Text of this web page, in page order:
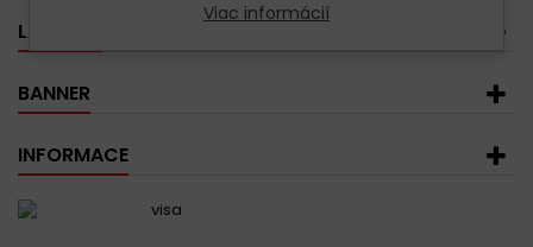
LAVERDA
BANNER
INFORMACE
Viac informácií